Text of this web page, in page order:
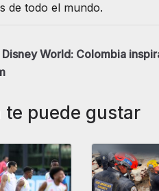
de todo el mundo.
World: Colombia
te puede gustar